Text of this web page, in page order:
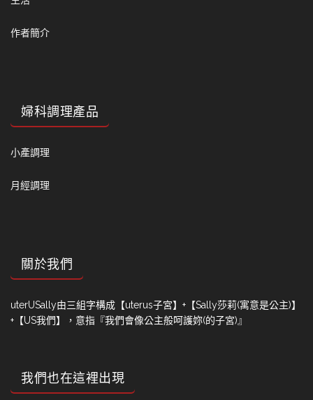
作者簡介
婦科調理產品
小產調理
月經調理
關於我們
uterUSally由三組字構成【uterus子宮】+【Sally莎莉(寓意是公主)】
+【US我們】，意指『我們會像公主般呵護妳(的子宮)』
我們也在這裡出現